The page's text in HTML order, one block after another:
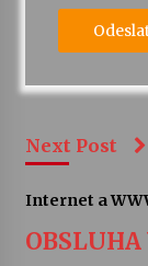
Next Post
Internet a